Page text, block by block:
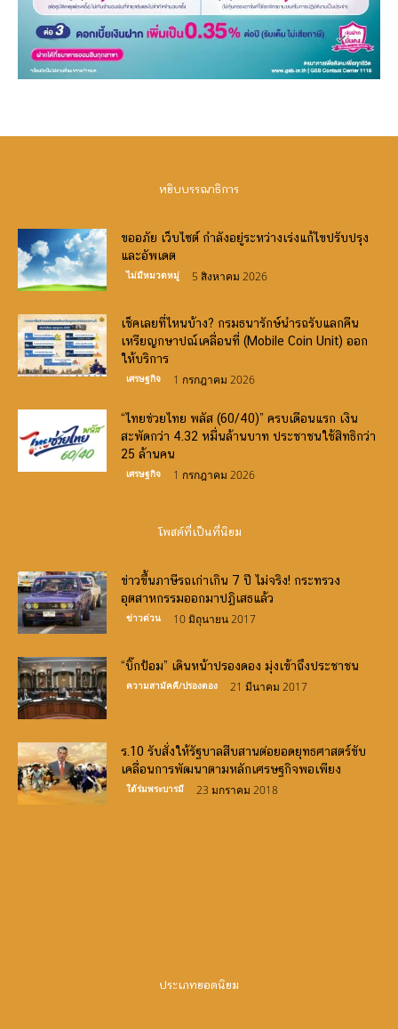
หยิบบรรณาธิการ
ขออภัย เว็บไซต์ กำลังอยู่ระหว่างเร่งแก้ไขปรับปรุง
และอัพเดต
ไม่มีหมวดหมู่ 5 สิงหาคม 2026
เช็คเลยที่ไหนบ้าง? กรมธนารักษ์นำรถรับแลกคืน
เหรียญกษาปณ์เคลื่อนที่ (Mobile Coin Unit) ออก
ให้บริการ
เศรษฐกิจ 1 กรกฎาคม 2026
“ไทยช่วยไทย พลัส (60/40)” ครบเดือนแรก เงิน
สะพัดกว่า 4.32 หมื่นล้านบาท ประชาชนใช้สิทธิกว่า
25 ล้านคน
เศรษฐกิจ 1 กรกฎาคม 2026
โพสต์ที่เป็นที่นิยม
ข่าวขึ้นภาษีรถเก่าเกิน 7 ปี ไม่จริง! กระทรวง
อุตสาหกรรมออกมาปฏิเสธแล้ว
ข่าวด่วน 10 มิถุนายน 2017
“บิ๊กป้อม” เดินหน้าปรองดอง มุ่งเข้าถึงประชาชน
ความสามัคคี/ปรองดอง 21 มีนาคม 2017
ร.10 รับสั่งให้รัฐบาลสืบสานต่อยอดยุทธศาสตร์ขับ
เคลื่อนการพัฒนาตามหลักเศรษฐกิจพอเพียง
ใต้ร่มพระบารมี 23 มกราคม 2018
ประเภทยอดนิยม